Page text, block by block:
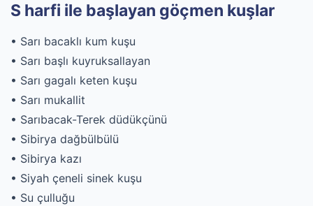
S harfi ile başlayan göçmen kuşlar
• Sarı bacaklı kum kuşu
• Sarı başlı kuyruksallayan
• Sarı gagalı keten kuşu
• Sarı mukallit
• Sarıbacak-Terek düdükçünü
• Sibirya dağbülbülü
• Sibirya kazı
• Siyah çeneli sinek kuşu
• Su çulluğu